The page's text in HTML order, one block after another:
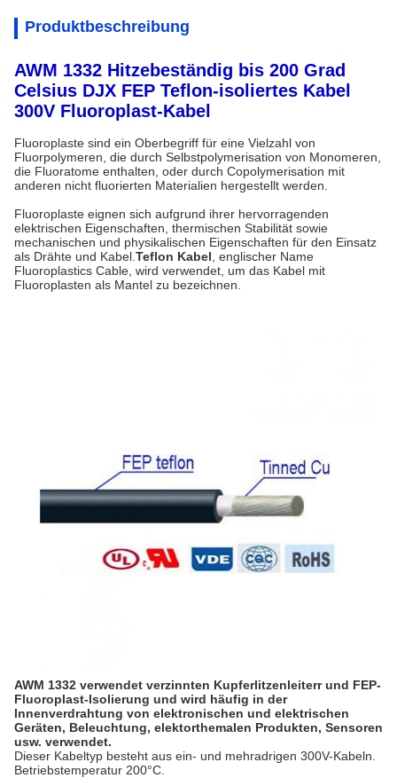
Produktbeschreibung
AWM 1332 Hitzebeständig bis 200 Grad
Celsius DJX FEP Teflon-isoliertes Kabel
300V Fluoroplast-Kabel
Fluoroplaste sind ein Oberbegriff für eine Vielzahl von
Fluorpolymeren, die durch Selbstpolymerisation von Monomeren,
die Fluoratome enthalten, oder durch Copolymerisation mit
anderen nicht fluorierten Materialien hergestellt werden.
Fluoroplaste eignen sich aufgrund ihrer hervorragenden
elektrischen Eigenschaften, thermischen Stabilität sowie
mechanischen und physikalischen Eigenschaften für den Einsatz
als Drähte und Kabel. Teflon Kabel , englischer Name
Fluoroplastics Cable, wird verwendet, um das Kabel mit
Fluoroplasten als Mantel zu bezeichnen.
AWM 1332 verwendet verzinnten Kupferlitzenleiterr und FEP-
Fluoroplast-Isolierung und wird häufig in der
Innenverdrahtung von elektronischen und elektrischen
Geräten, Beleuchtung, elektorthemalen Produkten, Sensoren
usw. verwendet.
Dieser Kabeltyp besteht aus ein- und mehradrigen 300V-Kabeln.
Betriebstemperatur 200°C.